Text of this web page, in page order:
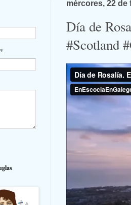
mércores, 22 de
Día de
#Scotland
*